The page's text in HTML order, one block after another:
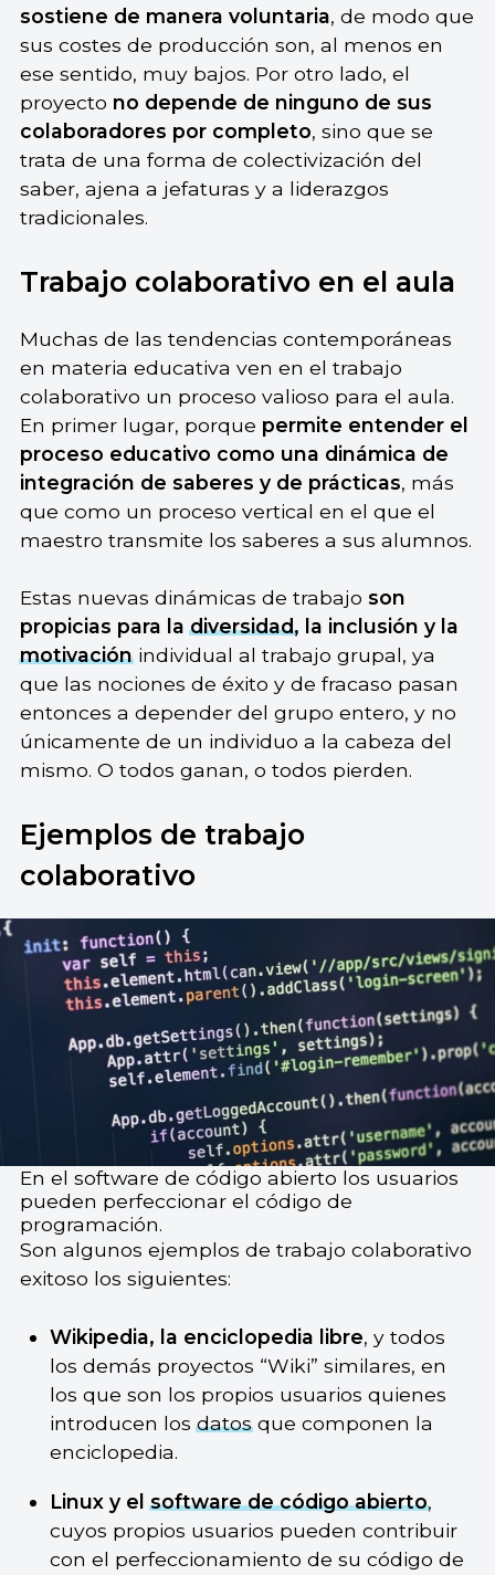
sostiene de manera voluntaria, de modo que
sus costes de producción son, al menos en
ese sentido, muy bajos. Por otro lado, el
proyecto no depende de ninguno de sus
colaboradores por completo, sino que se
trata de una forma de colectivización del
saber, ajena a jefaturas y a liderazgos
tradicionales.
Trabajo colaborativo en el aula
Muchas de las tendencias contemporáneas
en materia educativa ven en el trabajo
colaborativo un proceso valioso para el aula.
En primer lugar, porque permite entender el
proceso educativo como una dinámica de
integración de saberes y de prácticas, más
que como un proceso vertical en el que el
maestro transmite los saberes a sus alumnos.
Estas nuevas dinámicas de trabajo son
propicias para ladiversidad, la inclusión y la
motivaciónindividual al trabajo grupal, ya
que las nociones de éxito y de fracaso pasan
entonces a depender del grupo entero, y no
únicamente de un individuo a la cabeza del
mismo. O todos ganan, o todos pierden.
Ejemplos de trabajo
colaborativo
En el software de código abierto los usuarios
pueden perfeccionar el código de
programación.
Son algunos ejemplos de trabajo colaborativo
exitoso los siguientes:
Wikipedia, la enciclopedia libre, y todos
los demás proyectos “Wiki” similares, en
los que son los propios usuarios quienes
introducen losdatosque componen la
enciclopedia.
Linux y elsoftware de código abierto,
cuyos propios usuarios pueden contribuir
con el perfeccionamiento de su código de